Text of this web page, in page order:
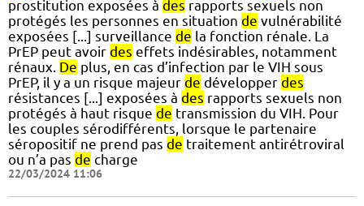
prostitution exposées à des rapports sexuels non
protégés les personnes en situation de vulnérabilité
exposées [...] surveillance de la fonction rénale. La
PrEP peut avoir des effets indésirables, notamment
rénaux. De plus, en cas d’infection par le VIH sous
PrEP, il y a un risque majeur de développer des
résistances [...] exposées à des rapports sexuels non
protégés à haut risque de transmission du VIH. Pour
les couples sérodifférents, lorsque le partenaire
séropositif ne prend pas de traitement antirétroviral
ou n’a pas de charge
22/03/2024 11:06